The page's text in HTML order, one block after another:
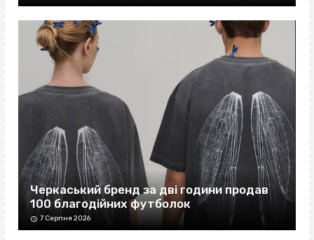
Черкаський бренд за дві години продав
100 благодійних футболок
7 Серпня 2026